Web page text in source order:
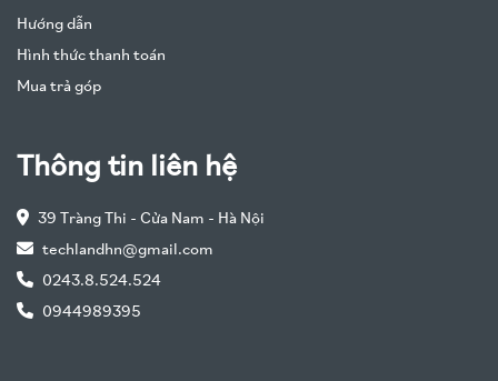
Hướng dẫn
Hình thức thanh toán
Mua trả góp
Thông tin liên hệ
39 Tràng Thi - Cửa Nam - Hà Nội
techlandhn@gmail.com
0243.8.524.524
0944989395